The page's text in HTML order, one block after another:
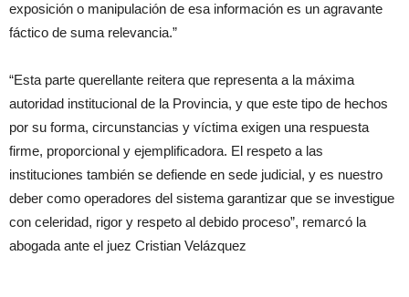
exposición o manipulación de esa información es un agravante
fáctico de suma relevancia.”
“Esta parte querellante reitera que representa a la máxima
autoridad institucional de la Provincia, y que este tipo de hechos
por su forma, circunstancias y víctima exigen una respuesta
firme, proporcional y ejemplificadora. El respeto a las
instituciones también se defiende en sede judicial, y es nuestro
deber como operadores del sistema garantizar que se investigue
con celeridad, rigor y respeto al debido proceso”, remarcó la
abogada ante el juez Cristian Velázquez